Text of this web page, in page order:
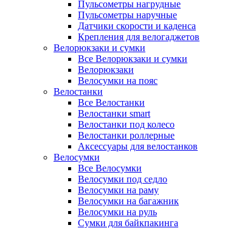
Пульсометры нагрудные
Пульсометры наручные
Датчики скорости и каденса
Крепления для велогаджетов
Велорюкзаки и сумки
Все Велорюкзаки и сумки
Велорюкзаки
Велосумки на пояс
Велостанки
Все Велостанки
Велостанки smart
Велостанки под колесо
Велостанки роллерные
Аксессуары для велостанков
Велосумки
Все Велосумки
Велосумки под седло
Велосумки на раму
Велосумки на багажник
Велосумки на руль
Сумки для байкпакинга